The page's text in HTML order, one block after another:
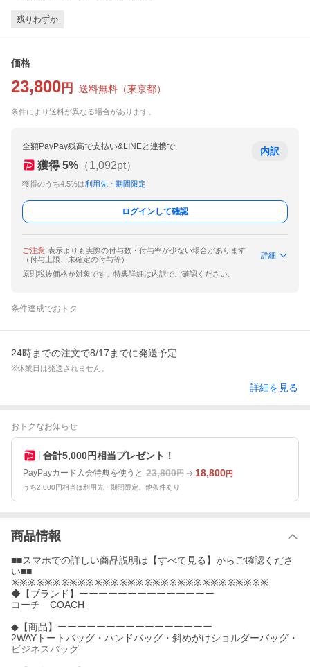
残りわずか
価格
23,800 円 送料無料 （東京都）
条件により送料が異なる場合があります。
全額PayPay残高で支払い&LINEと連携で
獲得 5% （1,092pt）
獲得のうち4.5%は利用先・期間限定
内訳
ログインして確認
ご注意 表示よりも実際の付与数・付与率が少ない場合があります
（付与上限、未確定の付与等）
詳細
原則税抜価格が対象です。特典詳細は内訳でご確認ください。
条件達成でおトク
24時までの注文で8/17までに発送予定
※休業日は発送されません。
詳細を見る
おトクなお知らせ
合計5,000円相当プレゼント！
PayPayカード入会特典を使うと 23,800円 18,800円
うち2,000円相当は利用先・期間限定。他条件あり
商品情報
■■スマホでの詳しい商品説明は【すべて見る】からご確認くださ
い■■
※※※※※※※※※※※※※※※※※※※※※※※※※※※※※※※
◆【ブランド】ーーーーーーーーーーーーーー
コーチ COACH
◆【商品】ーーーーーーーーーーーーーーーー
2WAYトートバッグ・ハンドバッグ・斜めがけショルダーバッグ・
ビジネスバッグ